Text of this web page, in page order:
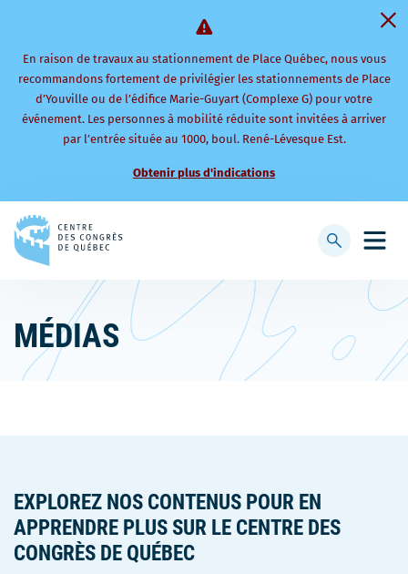
En raison de travaux au stationnement de Place Québec, nous vous
recommandons fortement de privilégier les stationnements de Place
d’Youville ou de l’édifice Marie-Guyart (Complexe G) pour votre
événement. Les personnes à mobilité réduite sont invitées à arriver
par l’entrée située au 1000, boul. René-Lévesque Est.
Obtenir plus d'indications
à
page
d'accueil
Afficher
MÉDIAS
EXPLOREZ NOS CONTENUS POUR EN
APPRENDRE PLUS SUR LE CENTRE DES
CONGRÈS DE QUÉBEC